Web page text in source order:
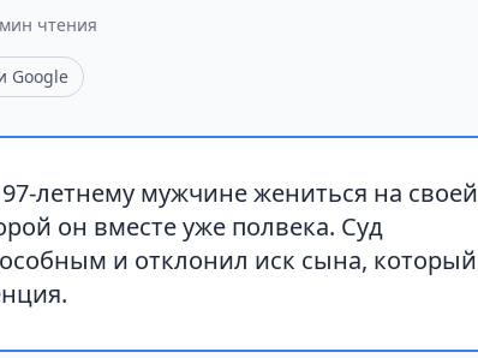
чтения
Google
летнему мужчине жениться на своей
он вместе уже полвека. Суд
и отклонил иск сына, который